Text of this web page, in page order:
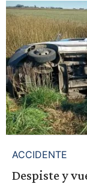
ACCIDENTE
Despiste y